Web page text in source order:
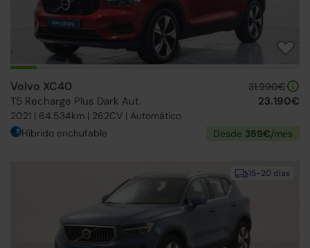
Volvo XC40
T5 Recharge Plus Dark Aut.
2021 | 64.534km | 262CV | Automático
31.990€
23.190€
Híbrido enchufable Desde 359€/mes
15-20 días